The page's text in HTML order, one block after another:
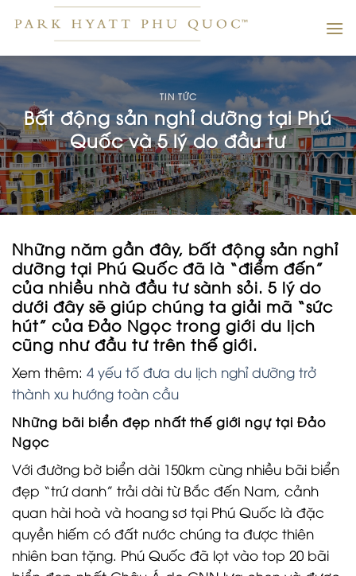
TIN TỨC
Bất động sản nghỉ dưỡng tại Phú
Quốc và 5 lý do đầu tư
Những năm gần đây, bất động sản nghỉ
dưỡng tại Phú Quốc đã là “điểm đến”
của nhiều nhà đầu tư sành sỏi. 5 lý do
dưới đây sẽ giúp chúng ta giải mã “sức
hút” của Đảo Ngọc trong giới du lịch
cũng như đầu tư trên thế giới.
Xem thêm: 4 yếu tố đưa du lịch nghỉ dưỡng trở
thành xu hướng toàn cầu
Những bãi biển đẹp nhất thế giới ngự tại Đảo
Ngọc
Với đường bờ biển dài 150km cùng nhiều bãi biển
đẹp “trứ danh” trải dài từ Bắc đến Nam, cảnh
quan hài hoà và hoang sơ tại Phú Quốc là đặc
quyền hiếm có đất nước chúng ta được thiên
nhiên ban tặng. Phú Quốc đã lọt vào top 20 bãi